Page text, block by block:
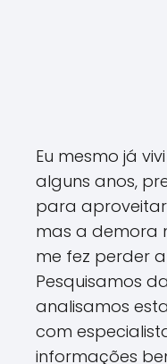
Eu mesmo já
alguns anos,
para
mas a demora
me fez perder
Pesquisamos
analisamos
com
informações